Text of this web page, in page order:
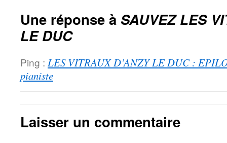
Une réponse à SAUVEZ LES
LE DUC
Ping : LES VITRAUX D’ANZY LE DUC :
pianiste
Laisser un commentaire